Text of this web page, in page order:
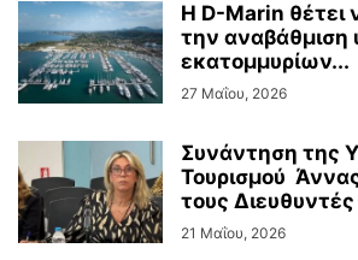
Η D-Marin θέτει
την αναβάθμιση
εκατομμυρίων...
27 Μαΐου, 2026
Συνάντηση της
Τουρισμού
τους
21 Μαΐου, 2026